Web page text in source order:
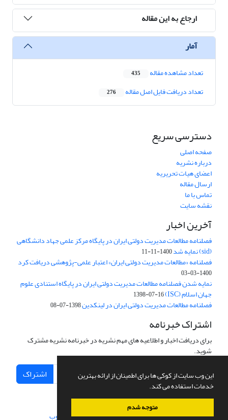
این وب سایت از کوکی ها برای اطمینان از ارائه بهترین
خدمات استفاده می کند.
متوجه شدم
ارجاع به این مقاله
آمار
تعداد مشاهده مقاله 435
تعداد دریافت فایل اصل مقاله 276
دسترسی سریع
صفحه اصلی
درباره نشریه
اعضای هیات تحریریه
ارسال مقاله
تماس با ما
نقشه سایت
آخرین اخبار
فصلنامه مطالعات مدیریت دولتی ایران در پایگاه مرکز علمی جهاد دانشگاهی
(sid) نمایه شد 1400-11-11
فصلنامه «مطالعات مدیریت دولتی ایران» اعتبار علمی-پژوهشی دریافت کرد
1400-03-03
نمایه شدن فصلنامه مطالعات مدیریت دولتی ایران در پایگاه استنادی علوم
جهان اسلام (ISC) 1398-07-16
فصلنامه مطالعات مدیریت دولتی ایران در لینکدین1398-07-08
اشتراک خبرنامه
برای دریافت اخبار و اطلاعیه های مهم نشریه در خبرنامه نشریه مشترک
شوید.
اشتراک
سامانه مدیریت نشریات علمی.طراحی و پیاده سازی از سیناوب